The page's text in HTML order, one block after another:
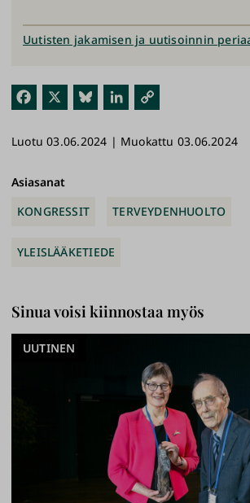
Fac
ok
Blu
y
Link
n
link
Uutisten jakamisen ja uutisoinnin
Luotu 03.06.2024 | Muokattu 03.06.2024
Asiasanat
KONGRESSIT
TERVEYDENHUOLTO
YLEISLÄÄKETIEDE
Sinua voisi kiinnostaa myös
UUTINEN